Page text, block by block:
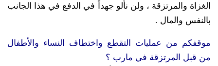
الغزاة والمرتزقة ، ولن نألو جهداً في الدفع في هذا الجانب
بالنفس والمال .
موقفكم من عمليات التقطع واختطاف النساء والأطفال
من قبل المرتزقة في مارب ؟